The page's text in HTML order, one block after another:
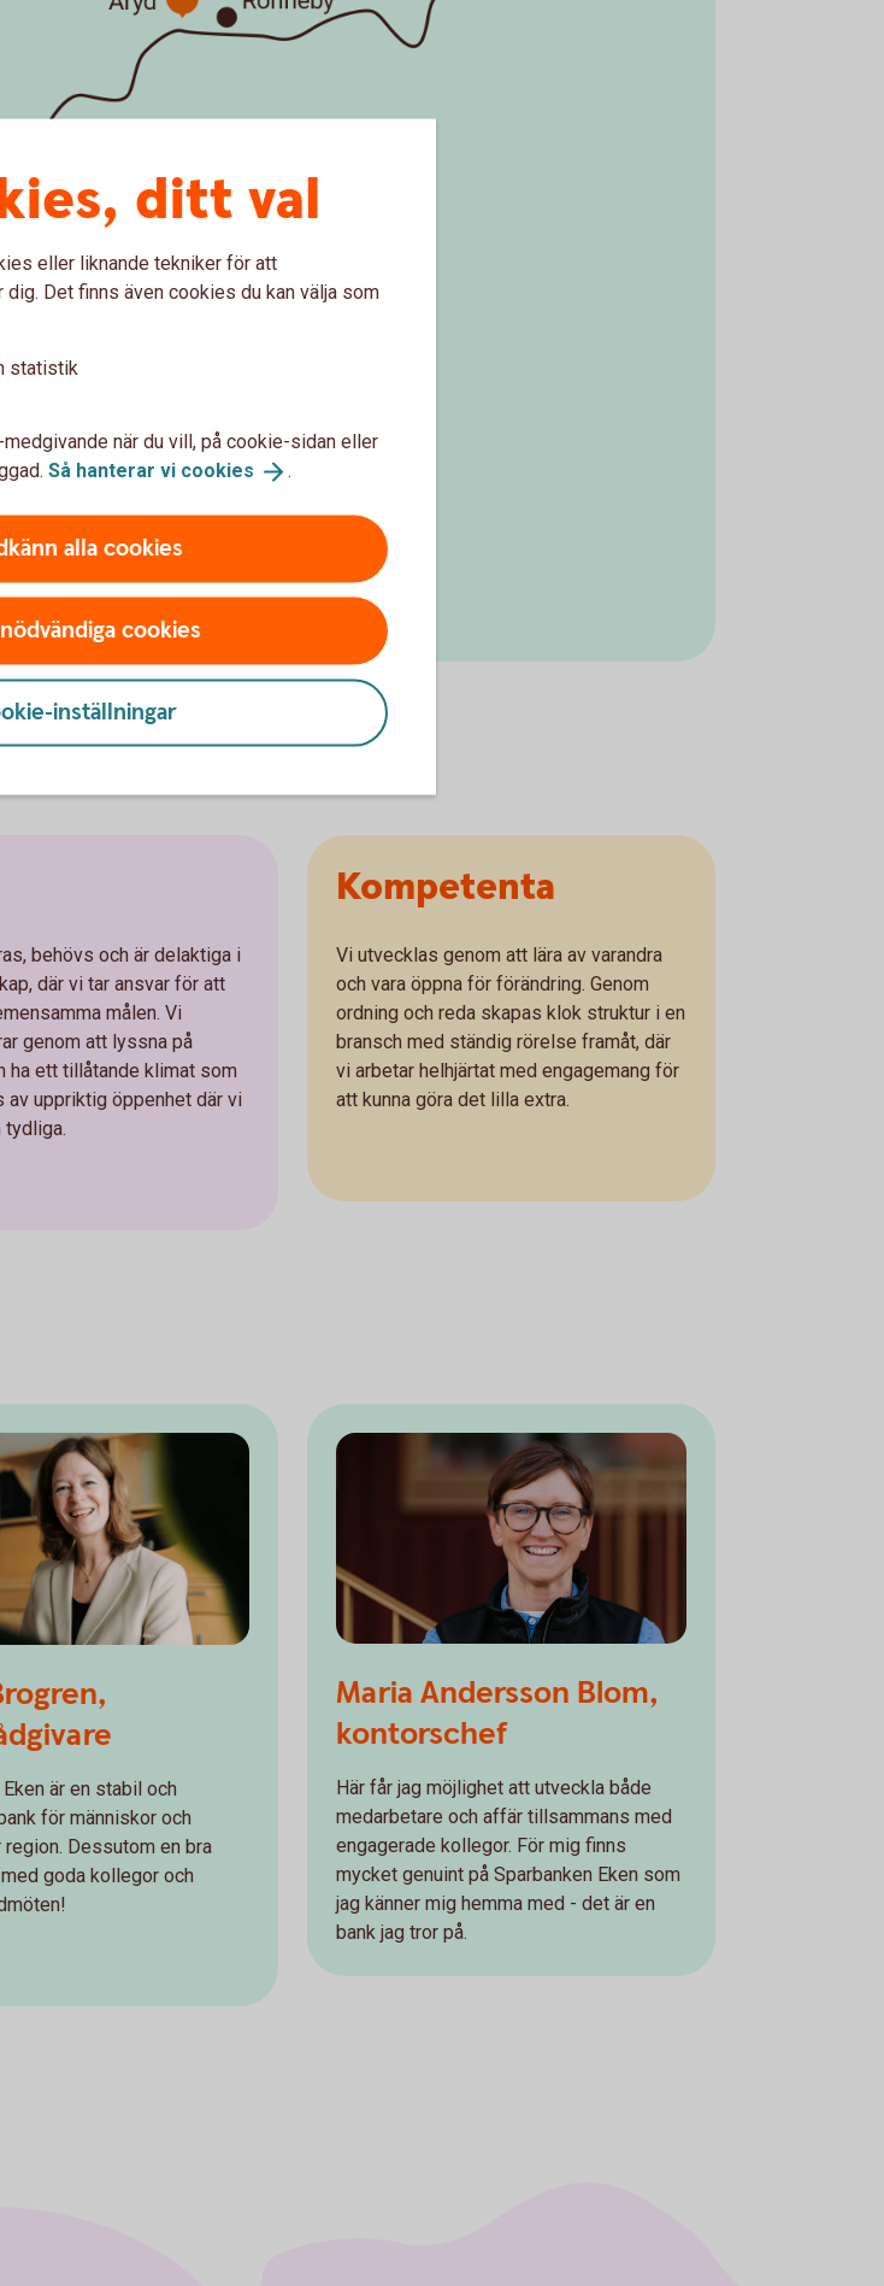
behövs och är delaktiga i
där vi tar ansvar för att
målen. Vi
genom att lyssna på
ha ett tillåtande klimat som
av uppriktig öppenhet där vi
tydliga.
Kompetenta
Vi utvecklas genom att lära av varandra
och vara öppna för förändring. Genom
ordning och reda skapas klok struktur i en
bransch med ständig rörelse framåt, där
vi arbetar helhjärtat med engagemang för
att kunna göra det lilla extra.
är en stabil och
för människor och
Dessutom en bra
goda kollegor och
Maria Andersson Blom,
kontorschef
Här får jag möjlighet att utveckla både
medarbetare och affär tillsammans med
engagerade kollegor. För mig finns
mycket genuint på Sparbanken Eken som
jag känner mig hemma med - det är en
bank jag tror på.
ditt val
eller liknande tekniker för att
Det finns även cookies du kan välja som
statistik
när du vill, på cookie-sidan eller
Så hanterar vi cookies .
alla cookies
cookies
inställningar